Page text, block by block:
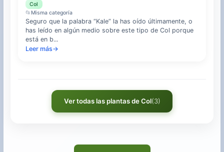
Col
📂 Misma categoría
Seguro que la palabra “Kale” la has oído últimamente, o
has leído en algún medio sobre este tipo de Col porque
está en b...
Leer más→
Ver todas las plantas de Col(3)